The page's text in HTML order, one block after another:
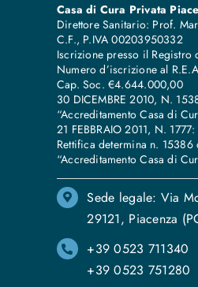
Casa di Cura Privata
Direttore Sanitario: Prof.
C.F., P.IVA 00203950332
Iscrizione presso il Registro
Numero d’iscrizione al
Cap. Soc. €4.644.000,00
30 DICEMBRE 2010, N.
“Accreditamento Casa di
21 FEBBRAIO 2011, N. 1777:
Rettifica determina n.
“Accreditamento Casa di
Sede legale: Via
29121, Piacenza
+39 0523 711340
+39 0523 751280